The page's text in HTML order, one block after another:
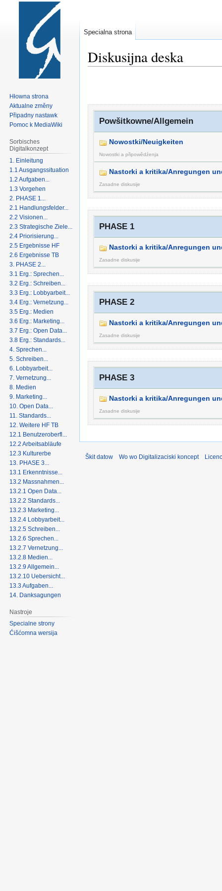
Diskusijna deska
Powšitkowne/Allgemein
Nowostki/Neuigkeiten
Nowostki a připowědźenja
Nastorki a kritika/Anregungen
Zasadne diskusije
PHASE 1
Nastorki a kritika/Anregungen
Zasadne diskusije
PHASE 2
Nastorki a kritika/Anregungen
Zasadne diskusije
PHASE 3
Nastorki a kritika/Anregungen
Zasadne diskusije
Specialna strona
Hłowna strona
Aktualne změny
Připadny nastawk
Pomoc k MediaWiki
Sorbisches
Digitalkonzept
1. Einleitung
1.1 Ausgangssituation
1.2 Aufgaben...
1.3 Vorgehen
2. PHASE 1...
2.1 Handlungsfelder...
2.2 Visionen...
2.3 Strategische Ziele...
2.4 Priorisierung...
2.5 Ergebnisse HF
2.6 Ergebnisse TB
3. PHASE 2...
3.1 Erg.: Sprechen...
3.2 Erg.: Schreiben...
3.3 Erg.: Lobbyarbeit...
3.4 Erg.: Vernetzung...
3.5 Erg.: Medien
3.6 Erg.: Marketing...
3.7 Erg.: Open Data...
3.8 Erg.: Standards...
4. Sprechen...
5. Schreiben...
6. Lobbyarbeit...
7. Vernetzung...
8. Medien
9. Marketing...
10. Open Data...
11. Standards...
12. Weitere HF TB
12.1 Benutzeroberfl...
12.2 Arbeitsabläufe
12.3 Kulturerbe
13. PHASE 3...
13.1 Erkenntnisse...
13.2 Massnahmen...
13.2.1 Open Data...
13.2.2 Standards...
13.2.3 Marketing...
13.2.4 Lobbyarbeit...
13.2.5 Schreiben...
13.2.6 Sprechen...
13.2.7 Vernetzung...
13.2.8 Medien...
13.2.9 Allgemein...
13.2.10 Uebersicht...
13.3 Aufgaben...
14. Danksagungen
Nastroje
Specialne strony
Ćišćomna wersija
Škit datow Wo wo Digitalizaciski koncept